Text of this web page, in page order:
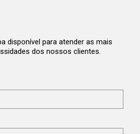
disponível para atender as mais
dos nossos clientes.